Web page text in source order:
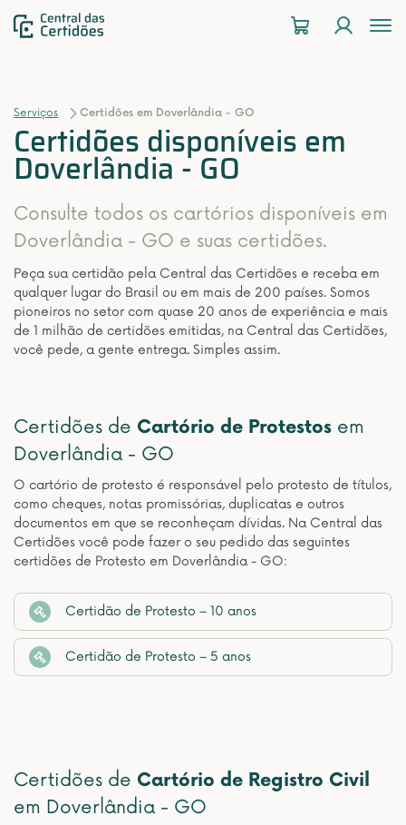
Serviços Certidões em Doverlândia - GO
Certidões disponíveis em
Doverlândia - GO
Consulte todos os cartórios disponíveis em
Doverlândia - GO e suas certidões.
Peça sua certidão pela Central das Certidões e receba em
qualquer lugar do Brasil ou em mais de 200 países. Somos
pioneiros no setor com quase 20 anos de experiência e mais
de 1 milhão de certidões emitidas, na Central das Certidões,
você pede, a gente entrega. Simples assim.
Certidões de Cartório de Protestos em
Doverlândia - GO
O cartório de protesto é responsável pelo protesto de títulos,
como cheques, notas promissórias, duplicatas e outros
documentos em que se reconheçam dívidas. Na Central das
Certidões você pode fazer o seu pedido das seguintes
certidões de Protesto em Doverlândia - GO:
Certidão de Protesto – 10 anos
Certidão de Protesto – 5 anos
Certidões de Cartório de Registro Civil
em Doverlândia - GO